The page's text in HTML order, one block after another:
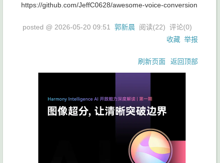
https://github.com/JeffC0628/awesome-voice-conversion
posted @ 2026-05-20 09:51 郭新晨 阅读(22) 评论(0)
收藏 举报
刷新页面 返回顶部